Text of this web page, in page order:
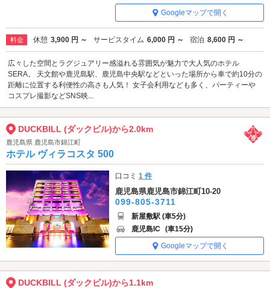
Googleマップで開く
料金 休憩 3,900 円 ～ サービスタイム 6,000 円 ～ 宿泊 8,600 円 ～
広々した空間とラグジュアリー感溢れる雰囲気が魅力で大人気のホテル
SERA。 天文館や鹿児島駅、鹿児島中央駅などといった場所から車で約10分の
距離に位置する利便性の高さも人気！ 女子会利用なども多く、パーティーや
コスプレ撮影などSNS映...
DUCKBILL (ダックビル)から2.0km
鹿児島県 鹿児島市錦江町
ホテル ヴィラコスタ 500
口コミ1 件
鹿児島県鹿児島市錦江町10-20
099-805-3711
新屋敷駅 (車5分)
鹿児島IC (車15分)
Googleマップで開く
DUCKBILL (ダックビル)から1.1km